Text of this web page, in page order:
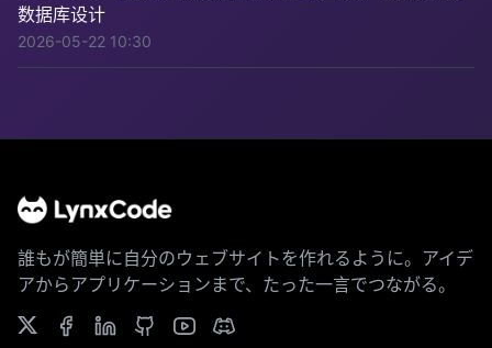
数据库设计
2026-05-22 10:30
誰もが簡単に自分のウェブサイトを作れるように。アイデ
アからアプリケーションまで、たった一言でつながる。